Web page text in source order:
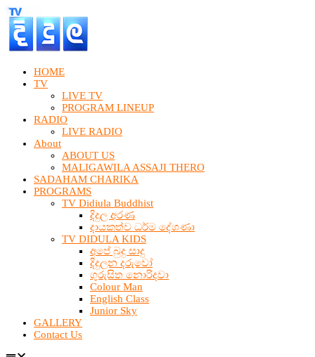
HOME
TV
LIVE TV
PROGRAM LINEUP
RADIO
LIVE RADIO
About
ABOUT US
MALIGAWILA ASSAJI THERO
SADAHAM CHARIKA
PROGRAMS
TV Didiula Buddhist
දිදුල අරණ
දායකත්ව ධර්ම දේශණා
TV DIDULA KIDS
අපේ බුදු සාදු
දිදුලන දරුවෝ
ගුරුසිත නොරිදවා
Colour Man
English Class
Junior Sky
GALLERY
Contact Us